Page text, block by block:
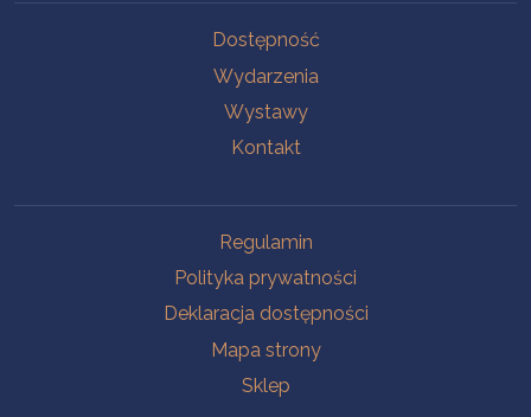
Dostępność
Wydarzenia
Wystawy
Kontakt
Regulamin
Polityka prywatności
Deklaracja dostępności
Mapa strony
Sklep